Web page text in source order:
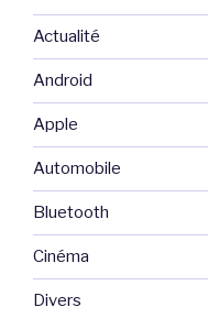
Actualité
Android
Apple
Automobile
Bluetooth
Cinéma
Divers